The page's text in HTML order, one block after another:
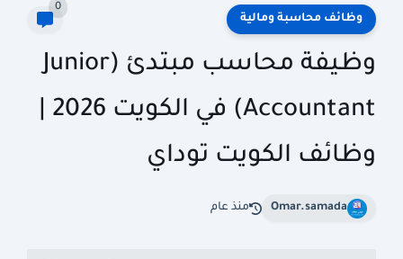
وظائف محاسبة ومالية
0
وظيفة محاسب مبتدئ (Junior
وظائف الكويت توداي
Omar.samada منذ عام